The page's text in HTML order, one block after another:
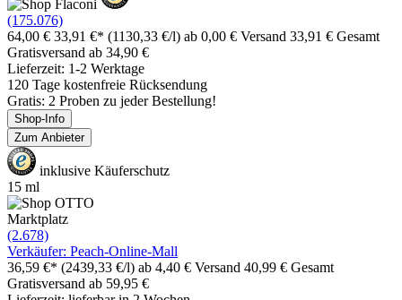
(175.076)
64,00 € 33,91 €* (1130,33 €/l) ab 0,00 € Versand 33,91 € Gesamt
Gratisversand ab 34,90 €
Lieferzeit: 1-2 Werktage
120 Tage kostenfreie Rücksendung
Gratis: 2 Proben zu jeder Bestellung!
Shop-Info
Zum Anbieter
inklusive Käuferschutz
15 ml
Marktplatz
(2.678)
Verkäufer: Peach-Online-Mall
36,59 €* (2439,33 €/l) ab 4,40 € Versand 40,99 € Gesamt
Gratisversand ab 59,95 €